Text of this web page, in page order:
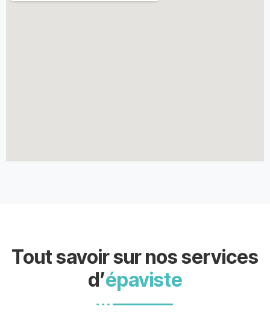
Tout savoir sur nos services
d’épaviste